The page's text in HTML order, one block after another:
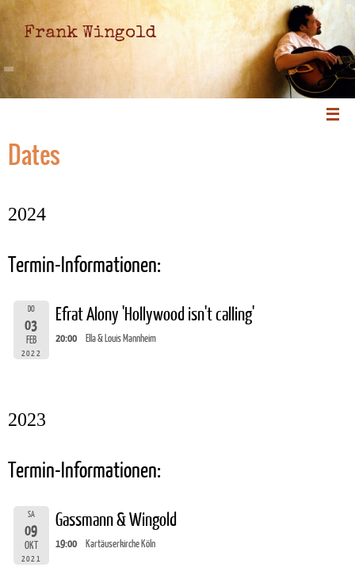
Frank Wingold
Dates
2024
Termin-Informationen:
DO
03
FEB
2022
Efrat Alony 'Hollywood isn't calling'
20:00 Ella & Louis Mannheim
2023
Termin-Informationen:
SA
09
OKT
2021
Gassmann & Wingold
19:00 Kartäuserkirche Köln